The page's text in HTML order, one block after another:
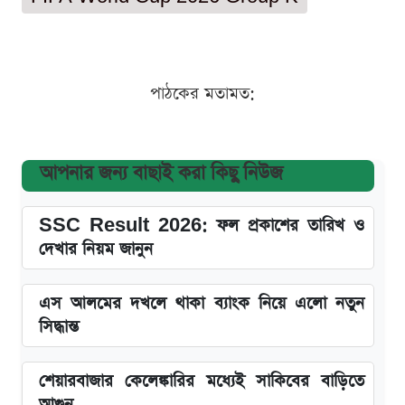
পাঠকের মতামত:
আপনার জন্য বাছাই করা কিছু নিউজ
SSC Result 2026: ফল প্রকাশের তারিখ ও
দেখার নিয়ম জানুন
এস আলমের দখলে থাকা ব্যাংক নিয়ে এলো নতুন
সিদ্ধান্ত
শেয়ারবাজার কেলেঙ্কারির মধ্যেই সাকিবের বাড়িতে